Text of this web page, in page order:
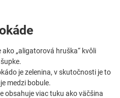
„aligatorová hruška“ kvôli
je zelenina, v skutočnosti je to
medzi bobule.
obsahuje viac tuku ako väčšina